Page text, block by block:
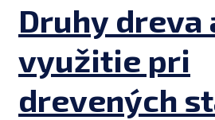
Druhy dreva
využitie pri
drevených